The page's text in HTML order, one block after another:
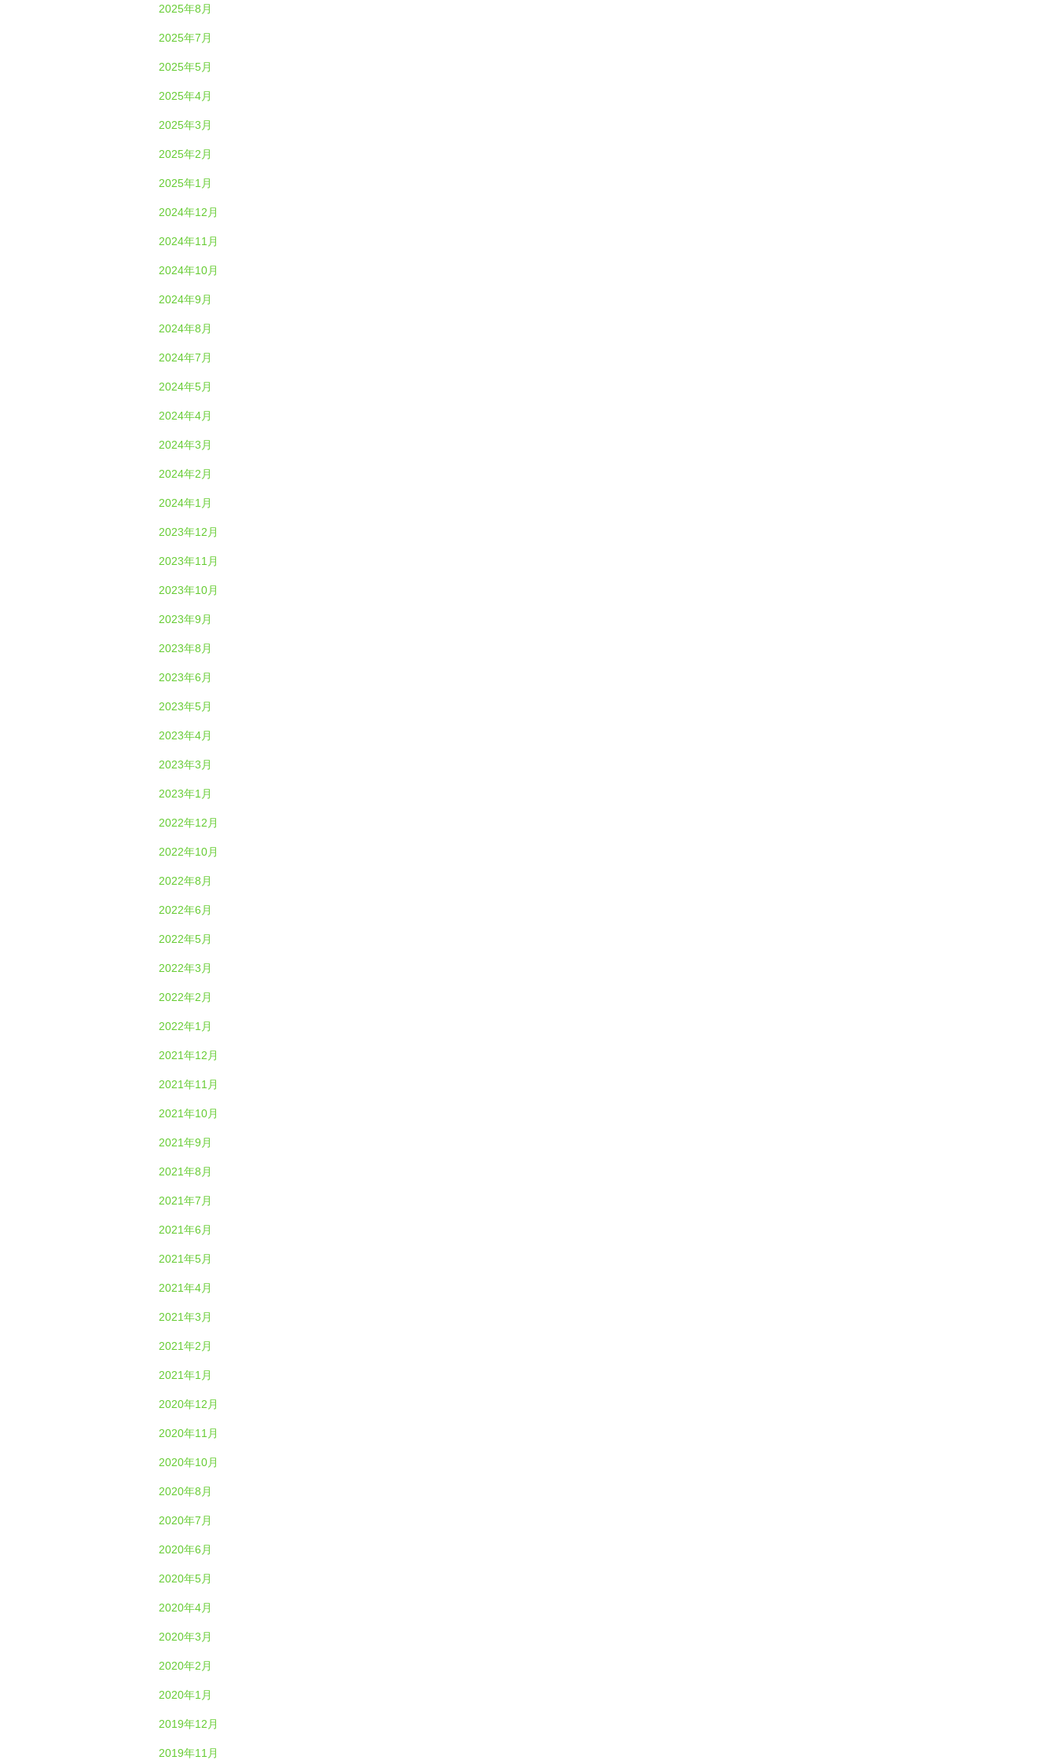
2025年8月
2025年7月
2025年5月
2025年4月
2025年3月
2025年2月
2025年1月
2024年12月
2024年11月
2024年10月
2024年9月
2024年8月
2024年7月
2024年5月
2024年4月
2024年3月
2024年2月
2024年1月
2023年12月
2023年11月
2023年10月
2023年9月
2023年8月
2023年6月
2023年5月
2023年4月
2023年3月
2023年1月
2022年12月
2022年10月
2022年8月
2022年6月
2022年5月
2022年3月
2022年2月
2022年1月
2021年12月
2021年11月
2021年10月
2021年9月
2021年8月
2021年7月
2021年6月
2021年5月
2021年4月
2021年3月
2021年2月
2021年1月
2020年12月
2020年11月
2020年10月
2020年8月
2020年7月
2020年6月
2020年5月
2020年4月
2020年3月
2020年2月
2020年1月
2019年12月
2019年11月